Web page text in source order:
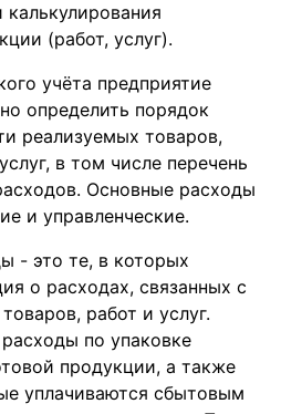
калькулирования
(работ, услуг).
учёта предприятие
определить порядок
реализуемых товаров,
в том числе перечень
Основные расходы
и управленческие.
- это те, в которых
о расходах, связанных с
работ и услуг.
по упаковке
продукции, а также
уплачиваются сбытовым